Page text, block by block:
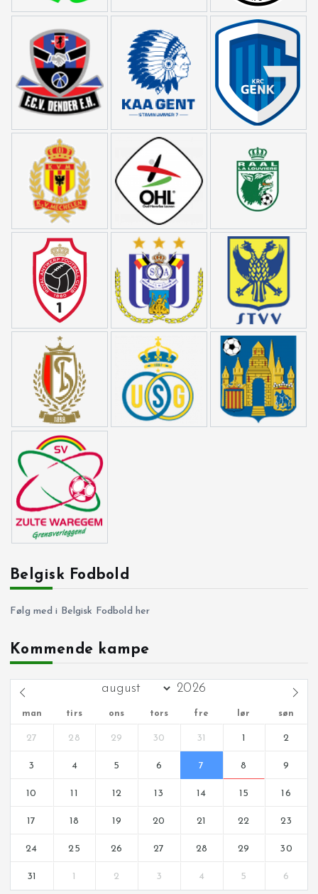
Belgisk Fodbold
Følg med i Belgisk Fodbold her
Kommende kampe
man tirs ons tors fre lør søn
27 28 29 30 31 1 2
3 4 5 6 7 8 9
10 11 12 13 14 15 16
17 18 19 20 21 22 23
24 25 26 27 28 29 30
31 1 2 3 4 5 6